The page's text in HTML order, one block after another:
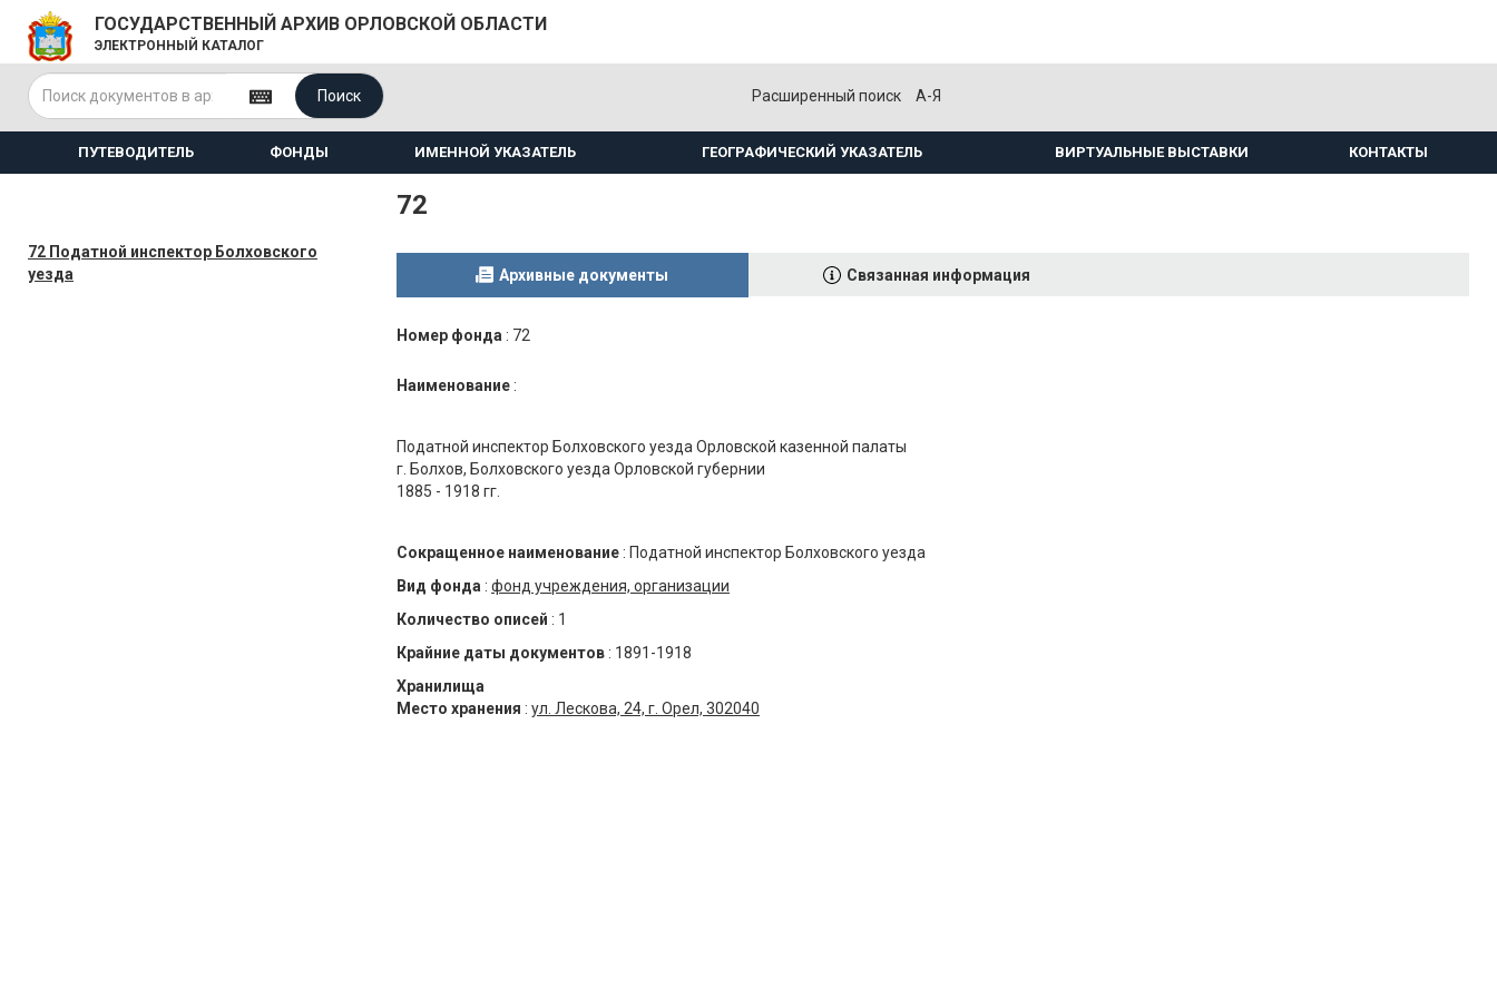
ГОСУДАРСТВЕННЫЙ АРХИВ ОРЛОВСКОЙ ОБЛАСТИ
ЭЛЕКТРОННЫЙ КАТАЛОГ
Поиск Расширенный поиск А-Я
ПУТЕВОДИТЕЛЬ ФОНДЫ ИМЕННОЙ УКАЗАТЕЛЬ ГЕОГРАФИЧЕСКИЙ УКАЗАТЕЛЬ ВИРТУАЛЬНЫЕ ВЫСТАВКИ КОНТАКТЫ
72 Податной инспектор Болховского
уезда
72
Архивные документы Связанная информация
Номер фонда : 72
Наименование :
Податной инспектор Болховского уезда Орловской казенной палаты
г. Болхов, Болховского уезда Орловской губернии
1885 - 1918 гг.
Сокращенное наименование : Податной инспектор Болховского уезда
Вид фонда : фонд учреждения, организации
Количество описей : 1
Крайние даты документов : 1891-1918
Хранилища
Место хранения : ул. Лескова, 24, г. Орел, 302040